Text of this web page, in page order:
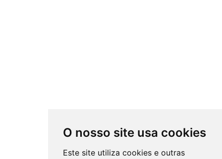
O nosso site usa cookies
Este site utiliza cookies e outras